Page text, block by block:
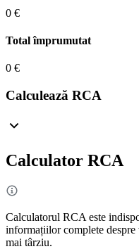
0 €
Total împrumutat
0 €
Calculează RCA
Calculator RCA
Calculatorul RCA este
informațiilor complete
mai târziu.